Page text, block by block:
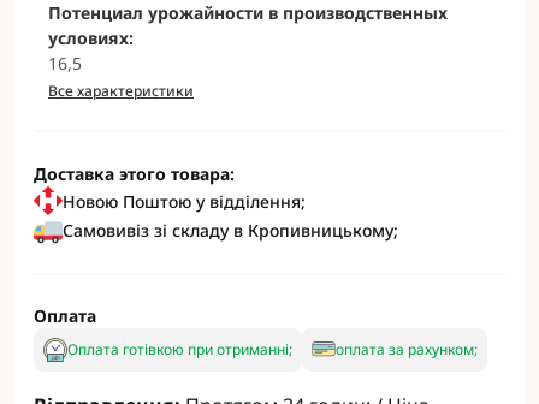
Потенциал урожайности в производственных
условиях:
16,5
Все характеристики
Доставка этого товара:
Новою Поштою у відділення;
Самовивіз зі складу в Кропивницькому;
Оплата
Оплата готівкою при отриманні; оплата за рахунком;